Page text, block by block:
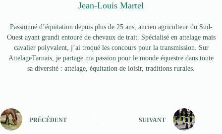
Jean-Louis Martel
Passionné d’équitation depuis plus de 25 ans, ancien agriculteur du Sud-
Ouest ayant grandi entouré de chevaux de trait. Spécialisé en attelage mais
cavalier polyvalent, j’ai troqué les concours pour la transmission. Sur
AttelageTarnais, je partage ma passion pour le monde équestre dans toute
sa diversité : attelage, équitation de loisir, traditions rurales.
PRÉCÉDENT SUIVANT